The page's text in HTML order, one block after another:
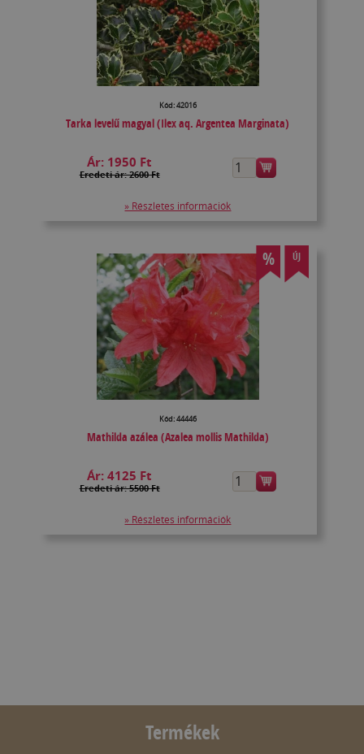
Kód: 42016
Tarka levelű magyal (Ilex aq. Argentea Marginata)
Ár: 1950 Ft
Eredeti ár: 2600 Ft
» Részletes információk
% ÚJ
Kód: 44446
Mathilda azálea (Azalea mollis Mathilda)
Ár:4125 Ft
Eredeti ár: 5500 Ft
» Részletes információk
Termékek